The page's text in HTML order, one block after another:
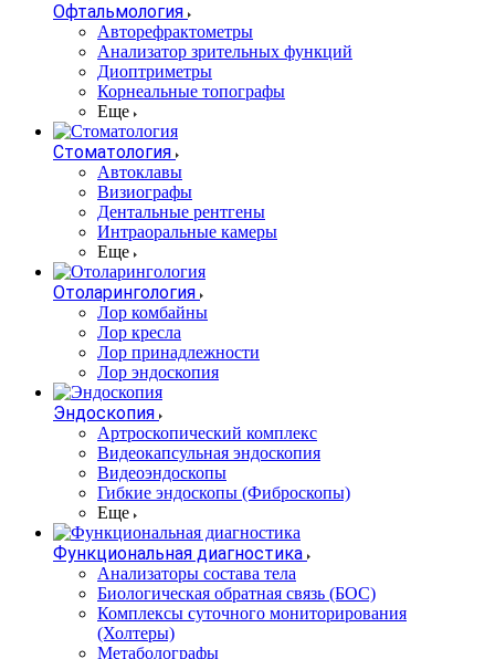
Офтальмология
Авторефрактометры
Анализатор зрительных функций
Диоптриметры
Корнеальные топографы
Еще
Стоматология
Автоклавы
Визиографы
Дентальные рентгены
Интраоральные камеры
Еще
Отоларингология
Лор комбайны
Лор кресла
Лор принадлежности
Лор эндоскопия
Эндоскопия
Артроскопический комплекс
Видеокапсульная эндоскопия
Видеоэндоскопы
Гибкие эндоскопы (Фиброcкопы)
Еще
Функциональная диагностика
Анализаторы состава тела
Биологическая обратная связь (БОС)
Комплексы суточного мониторирования
(Холтеры)
Метаболографы